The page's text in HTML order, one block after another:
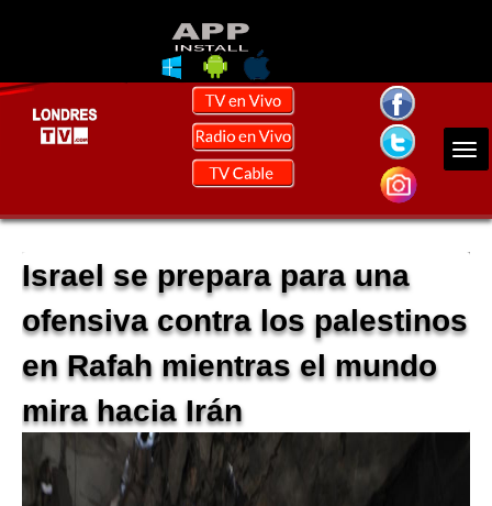
Israel se prepara para una
ofensiva contra los palestinos
en Rafah mientras el mundo
mira hacia Irán